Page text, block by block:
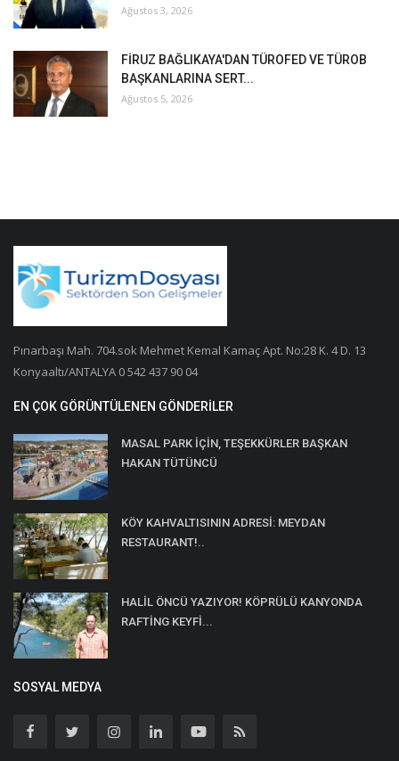
Ağustos 3, 2026
FİRUZ BAĞLIKAYA'DAN TÜROFED VE TÜROB
BAŞKANLARINA SERT...
Ağustos 5, 2026
Pınarbaşı Mah. 704.sok Mehmet Kemal Kamaç Apt. No:28 K. 4 D. 13
Konyaaltı/ANTALYA 0 542 437 90 04
EN ÇOK GÖRÜNTÜLENEN GÖNDERILER
MASAL PARK İÇİN, TEŞEKKÜRLER BAŞKAN
HAKAN TÜTÜNCÜ
KÖY KAHVALTISININ ADRESİ: MEYDAN
RESTAURANT!..
HALİL ÖNCÜ YAZIYOR! KÖPRÜLÜ KANYONDA
RAFTİNG KEYFİ...
SOSYAL MEDYA